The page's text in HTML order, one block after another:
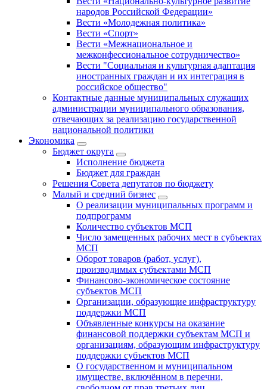
народов Российской Федерации»
Вести «Молодежная политика»
Вести «Спорт»
Вести «Межнациональное и
межконфессиональное сотрудничество»
Вести "Социальная и культурная адаптация
иностранных граждан и их интеграция в
российское общество"
Контактные данные муниципальных служащих
администрации муниципального образования,
отвечающих за реализацию государственной
национальной политики
Экономика
Бюджет округa
Исполнение бюджета
Бюджет для граждан
Решения Совета депутатов по бюджету
Малый и средний бизнес
О реализации муниципальных программ и
подпрограмм
Количество субъектов МСП
Число замещенных рабочих мест в субъектах
МСП
Оборот товаров (работ, услуг),
производимых субъектами МСП
Финансово-экономическое состояние
субъектов МСП
Организации, образующие инфраструктуру
поддержки МСП
Объявленные конкурсы на оказание
финансовой поддержки субъектам МСП и
организациям, образующим инфраструктуру
поддержки субъектов МСП
О государственном и муниципальном
имуществе, включённом в перечни,